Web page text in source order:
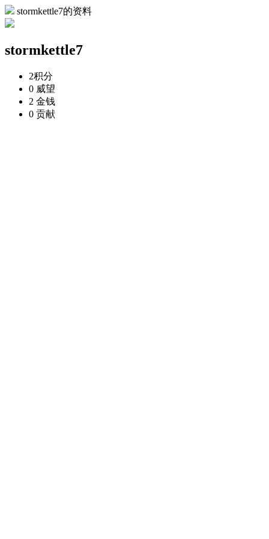
stormkettle7的资料
stormkettle7
2积分
0 威望
2 金钱
0 贡献